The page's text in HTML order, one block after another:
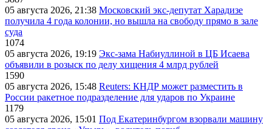
05 августа 2026, 21:38 Московский экс-депутат Харадизе
получила 4 года колонии, но вышла на свободу прямо в зале
суда
1074
05 августа 2026, 19:19 Экс-зама Набиуллиной в ЦБ Исаева
объявили в розыск по делу хищения 4 млрд рублей
1590
05 августа 2026, 15:48 Reuters: КНДР может разместить в
России ракетное подразделение для ударов по Украине
1179
05 августа 2026, 15:01 Под Екатеринбургом взорвали машину